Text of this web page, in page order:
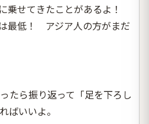
乗せてきたことがあるよ！
最低！ アジア人の方がまだ
たら振り返って「足を下ろし
ばいいよ。